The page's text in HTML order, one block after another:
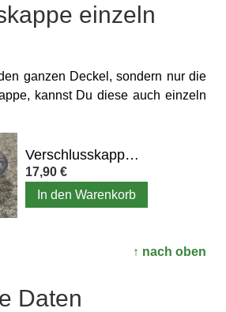
einzeln
ganzen Deckel, sondern nur die
kannst Du diese auch einzeln
Verschlusskappe für Vitamix A3500i, A2500i, A2300i
17,90 €
In den Warenkorb
↑ nach oben
Daten